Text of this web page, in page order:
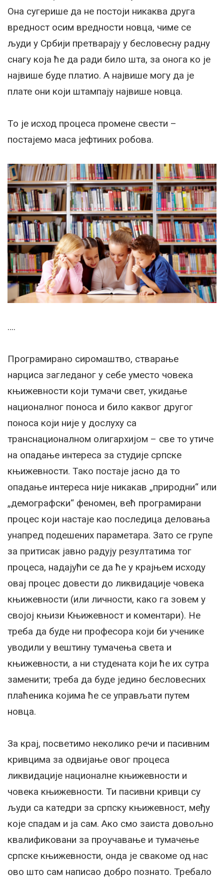
Она сугерише да не постоји никаква друга
вредност осим вредности новца, чиме се
људи у Србији претварају у бесловесну радну
снагу која ће да ради било шта, за онога ко је
највише буде платио. А највише могу да је
плате они који штампају највише новца.
То је исход процеса промене свести –
постајемо маса јефтиних робова.
….
Програмирано сиромаштво, стварање
нарциса загледаног у себе уместо човека
књижевности који тумачи свет, укидање
националног поноса и било каквог другог
поноса који није у дослуху са
транснационалном олигархијом – све то утиче
на опадање интереса за студије српске
књижевности. Тако постаје јасно да то
опадање интереса није никакав „природни“ или
„демографски“ феномен, већ програмирани
процес који настаје као последица деловања
унапред подешених параметара. Зато се групе
за притисак јавно радују резултатима тог
процеса, надајући се да ће у крајњем исходу
овај процес довести до ликвидације човека
књижевности (или личности, како га зовем у
својој књизи Књижевност и коментари). Не
треба да буде ни професора који би ученике
уводили у вештину тумачења света и
књижевности, а ни студената који ће их сутра
заменити; треба да буде једино бесловесних
плаћеника којима ће се управљати путем
новца.
За крај, посветимо неколико речи и пасивним
кривцима за одвијање овог процеса
ликвидације националне књижевности и
човека књижевности. Ти пасивни кривци су
људи са катедри за српску књижевност, међу
које спадам и ја сам. Ако смо заиста довољно
квалификовани за проучавање и тумачење
српске књижевности, онда је свакоме од нас
ово што сам написао добро познато. Требало